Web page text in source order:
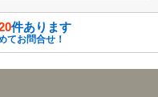
件あります
てお問合せ！